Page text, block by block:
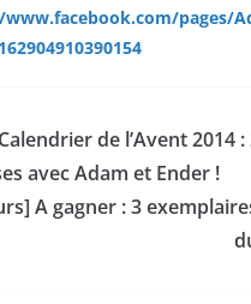
pages/
de l’Avent 2014
avec Adam et Ender !
A gagner : 3